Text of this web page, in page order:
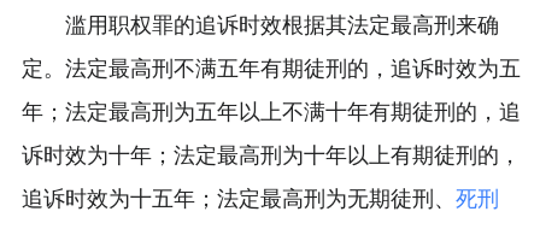
滥用职权罪的追诉时效根据其法定最高刑来确
定。法定最高刑不满五年有期徒刑的，追诉时效为五
年；法定最高刑为五年以上不满十年有期徒刑的，追
诉时效为十年；法定最高刑为十年以上有期徒刑的，
追诉时效为十五年；法定最高刑为无期徒刑、 死刑